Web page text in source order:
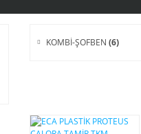
KOMBİ-ŞOFBEN (6)